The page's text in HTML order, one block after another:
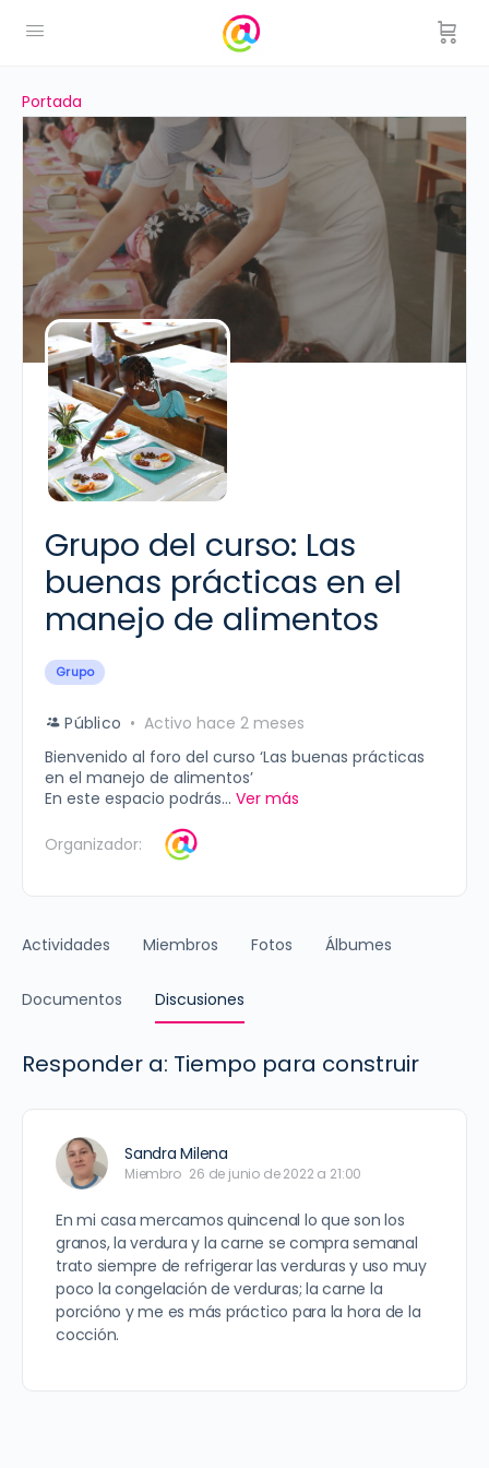
Portada
Grupo del curso: Las
buenas prácticas en el
manejo de alimentos
Grupo
Público
Activo hace 2 meses
Bienvenido al foro del curso ‘Las buenas prácticas
en el manejo de alimentos’
En este espacio podrás... Ver más
Organizador:
Actividades Miembros Fotos Álbumes
Documentos Discusiones
Responder a: Tiempo para construir
Sandra Milena
Miembro 26 de junio de 2022 a 21:00
En mi casa mercamos quincenal lo que son los
granos, la verdura y la carne se compra semanal
trato siempre de refrigerar las verduras y uso muy
poco la congelación de verduras; la carne la
porcióno y me es más práctico para la hora de la
cocción.